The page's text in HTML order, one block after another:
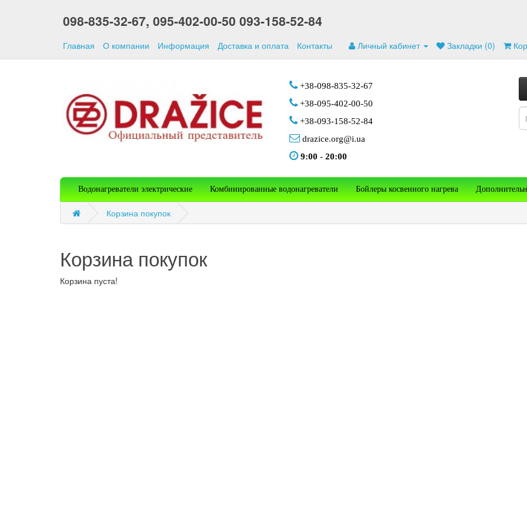
098-835-32-67, 095-402-00-50 093-158-52-84
Главная О компании Информация Доставка и оплата Контакты Личный кабинет Закладки (0)
+38-098-835-32-67
+38-095-402-00-50
+38-093-158-52-84
drazice.org@i.ua
9:00 - 20:00
Водонагреватели электрические Комбинированные водонагреватели Бойлеры косвенного нагрева
Корзина покупок
Корзина покупок
Корзина пуста!